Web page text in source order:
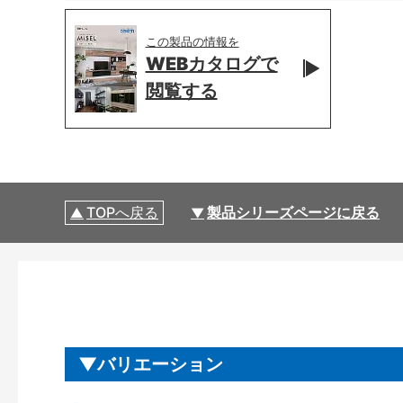
この製品の情報を
WEBカタログで
閲覧する
TOPへ戻る 製品シリーズページに戻る
バリエーション